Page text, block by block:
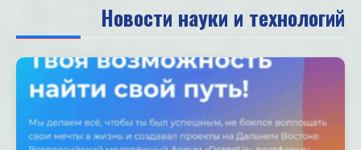
Новости науки и технологий